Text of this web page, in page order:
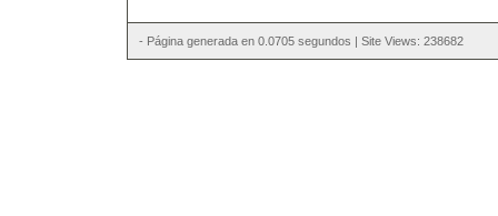
- Página generada en 0.0705 segundos | Site Views: 238682